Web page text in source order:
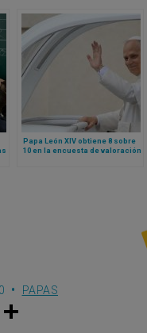
Papa León XIV obtiene 8 sobre
10 en la encuesta de valoración
PAPAS
w